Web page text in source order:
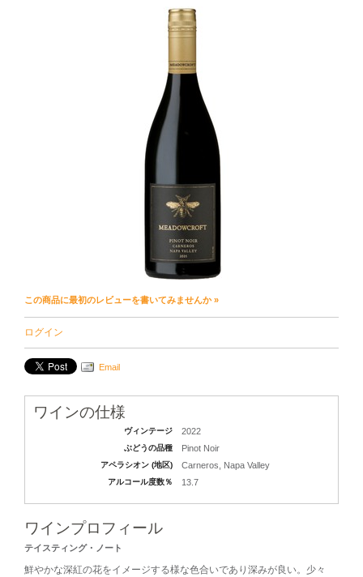
この商品に最初のレビューを書いてみませんか »
ログイン
Email
ワインの仕様
ヴィンテージ 2022
ぶどうの品種 Pinot Noir
アペラシオン (地区) Carneros, Napa Valley
アルコール度数％ 13.7
ワインプロフィール
テイスティング・ノート
鮮やかな深紅の花をイメージする様な色合いであり深みが良い。少々